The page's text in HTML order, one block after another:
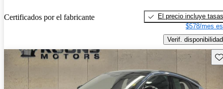
Certificados por el fabricante
El precio incluye tasas
$578/mes
Verif. disponibilidad